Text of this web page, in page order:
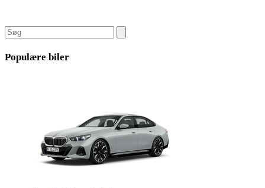
Populære biler